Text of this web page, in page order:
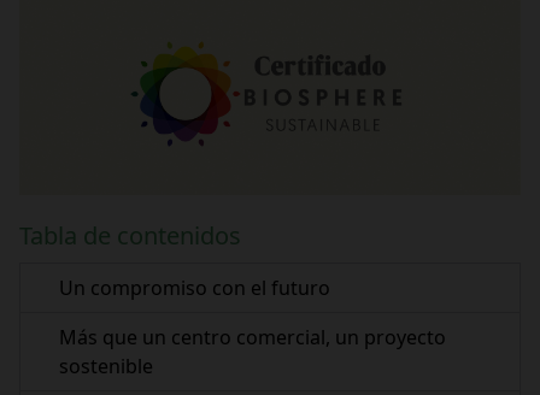
Tabla de contenidos
Un compromiso con el futuro
Más que un centro comercial, un proyecto
sostenible